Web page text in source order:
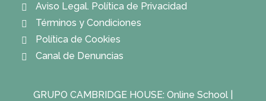
Aviso Legal. Política de Privacidad
Términos y Condiciones
Política de Cookies
Canal de Denuncias
GRUPO CAMBRIDGE HOUSE: Online School